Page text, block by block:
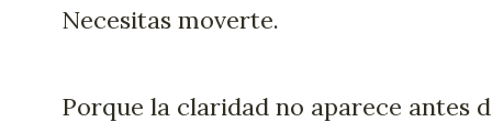
Necesitas moverte.
Porque la claridad no aparece antes